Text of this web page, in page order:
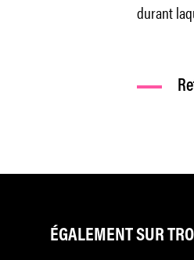
durant
ÉGALEMENT SUR